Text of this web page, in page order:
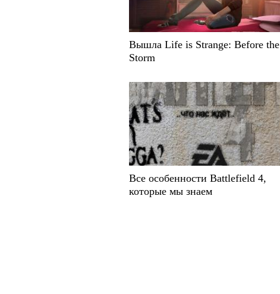
Вышла Life is Strange: Before the
Storm
Все особенности Battlefield 4,
которые мы знаем